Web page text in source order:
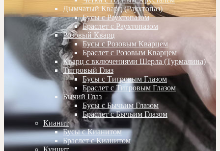
Дымчатый Кварц (Раухтопаз)
Бусы с Раухтопазом
Браслет с Раухтопазом
Розовый Кварц
Бусы с Розовым Кварцем
Браслет с Розовым Кварцем
Кварц с включениями Шерла (Турмалина)
Тигровый Глаз
Бусы с Тигровым Глазом
Браслет с Тигровым Глазом
Бычий Глаз
Бусы с Бычьим Глазом
Браслет с Бычьим Глазом
Кианит
Бусы с Кианитом
Браслет с Кианитом
Кунцит